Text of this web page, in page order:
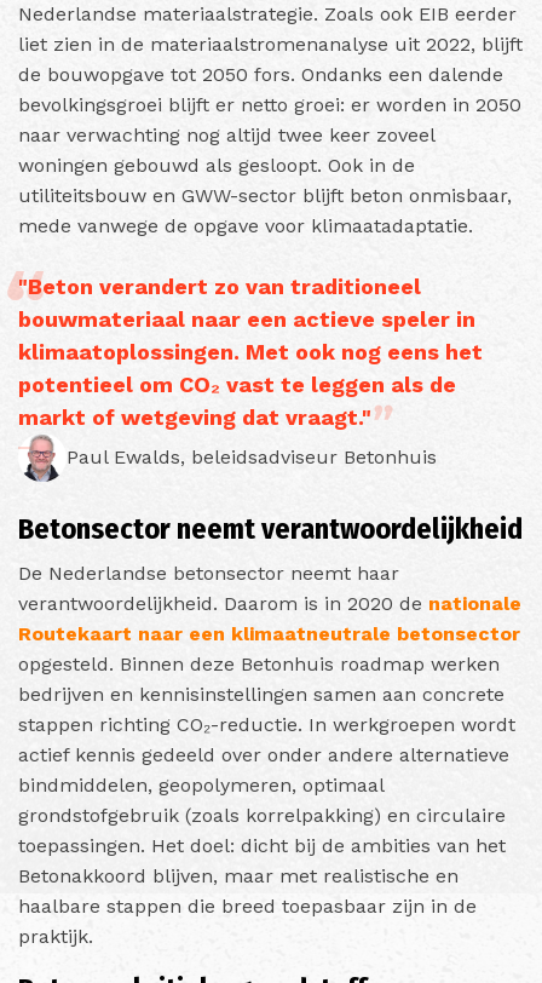
Nederlandse materiaalstrategie. Zoals ook EIB eerder
liet zien in de materiaalstromenanalyse uit 2022, blijft
de bouwopgave tot 2050 fors. Ondanks een dalende
bevolkingsgroei blijft er netto groei: er worden in 2050
naar verwachting nog altijd twee keer zoveel
woningen gebouwd als gesloopt. Ook in de
utiliteitsbouw en GWW-sector blijft beton onmisbaar,
mede vanwege de opgave voor klimaatadaptatie.
"Beton verandert zo van traditioneel
bouwmateriaal naar een actieve speler in
klimaatoplossingen. Met ook nog eens het
potentieel om CO₂ vast te leggen als de
markt of wetgeving dat vraagt."
Paul Ewalds, beleidsadviseur Betonhuis
Betonsector neemt verantwoordelijkheid
De Nederlandse betonsector neemt haar
verantwoordelijkheid. Daarom is in 2020 de nationale
Routekaart naar een klimaatneutrale betonsector
opgesteld. Binnen deze Betonhuis roadmap werken
bedrijven en kennisinstellingen samen aan concrete
stappen richting CO₂-reductie. In werkgroepen wordt
actief kennis gedeeld over onder andere alternatieve
bindmiddelen, geopolymeren, optimaal
grondstofgebruik (zoals korrelpakking) en circulaire
toepassingen. Het doel: dicht bij de ambities van het
Betonakkoord blijven, maar met realistische en
haalbare stappen die breed toepasbaar zijn in de
praktijk.